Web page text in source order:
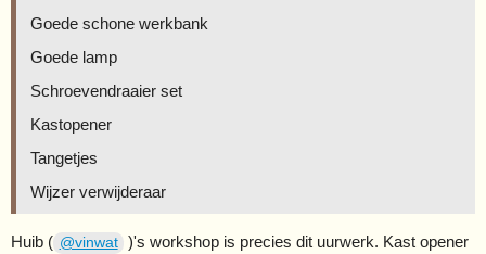
Goede schone werkbank
Goede lamp
Schroevendraaier set
Kastopener
Tangetjes
Wijzer verwijderaar
Huib ( @vinwat )'s workshop is precies dit uurwerk. Kast opener